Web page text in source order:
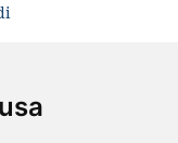
impressa) e